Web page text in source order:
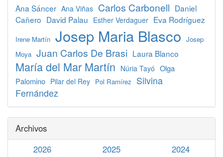
Ana Sáncer Ana Viñas Carlos Carbonell Daniel
Cañero David Palau Esther Verdaguer Eva Rodríguez
Irene Martín Josep Maria Blasco Josep
Moya Juan Carlos De Brasi Laura Blanco
María del Mar Martín Núria Tayó Olga
Palomino Pilar del Rey Pol Ramírez
Silvina
Fernández
Archivos
2026
2025
2024